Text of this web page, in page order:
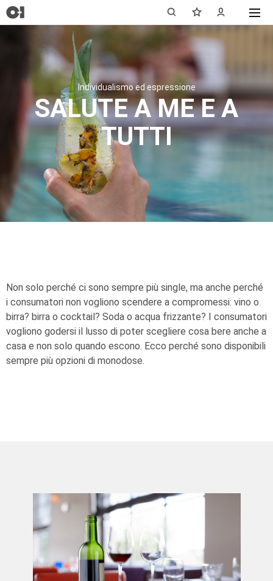
Individualismo ed espressione
SALUTE A ME E A
TUTTI
Non solo perché ci sono sempre più single, ma anche perché
i consumatori non vogliono scendere a compromessi: vino o
birra? birra o cocktail? Soda o acqua frizzante? I consumatori
vogliono godersi il lusso di poter scegliere cosa bere anche a
casa e non solo quando escono. Ecco perché sono disponibili
sempre più opzioni di monodose.